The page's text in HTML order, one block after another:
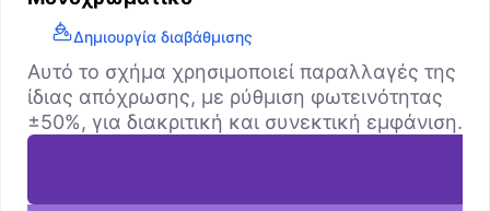
Δημιουργία διαβάθμισης
Αυτό το σχήμα χρησιμοποιεί παραλλαγές της
ίδιας απόχρωσης, με ρύθμιση φωτεινότητας
±50%, για διακριτική και συνεκτική εμφάνιση.